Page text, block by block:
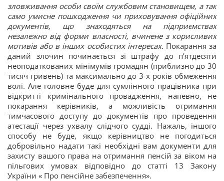
зловживання особи своїм службовим становищем, а так
само умисне пошкодження чи приховування офіційних
документів, що знаходяться на підприємствах
незалежно від форми власності, вчинене з корисливих
мотивів або в інших особистих інтересах. Покарання за
даний злочин починається зі штрафу до п’ятдесяти
неоподаткованих мінімумів громадян (приблизно до 30
тисяч гривень) та максимально до 3-х років обмеження
волі. Але головне буде для сумлінного працівника при
відкритті кримінального провадження, напевно, не
покарання керівників, а можливість отримання
тимчасового доступу до документів про проведення
атестації через ухвалу слідчого судді. Нажаль, іншого
способу не буде, якщо керівництво не погодиться
добровільно надати такі необхідні вам документи для
захисту вашого права на отримання пенсій за віком на
пільгових умовах відповідно до статті 13 Закону
України « Про пенсійне забезпечення».